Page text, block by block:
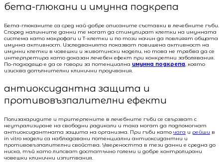
бета-глюкани и имунна подкрепа
Бета-глюканите са сред най-добре описаните съставки в лечебните гъби.
Според наличните данни те могат да стимулират клетки на имунната
система като макрофаги и T-клетки и по този начин да повлияят общата
имунна активност. Изследванията показват повишена активност на
имунни клетки в човешки и животински модели, но това не трябва да се
интерпретира като доказан лечебен ефект при конкретни заболявания.
По-подходящо е да се говори за потенциална имунна подкрепа, която
изисква допълнителни клинични проучвания.
антиоксидантна защита и
противовъзпалителни ефекти
Полизахаридите и тритерпените в лечебните гъби се свързват с
неутрализиране на свободни радикали и така могат да подпомогнат
антиоксидантната защита на организма. При гъби като чага и рейши в
in vitro модели са наблюдавани потенциални антиоксидантни и
противовъзпалителни свойства. Увереността в тези данни е средна до
ниска, тъй като липсват достатъчно големи и добре контролирани
човешки клинични изпитвания.